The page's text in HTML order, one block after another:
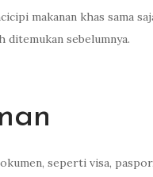
makanan khas sama
ditemukan sebelumnya.
seperti visa,